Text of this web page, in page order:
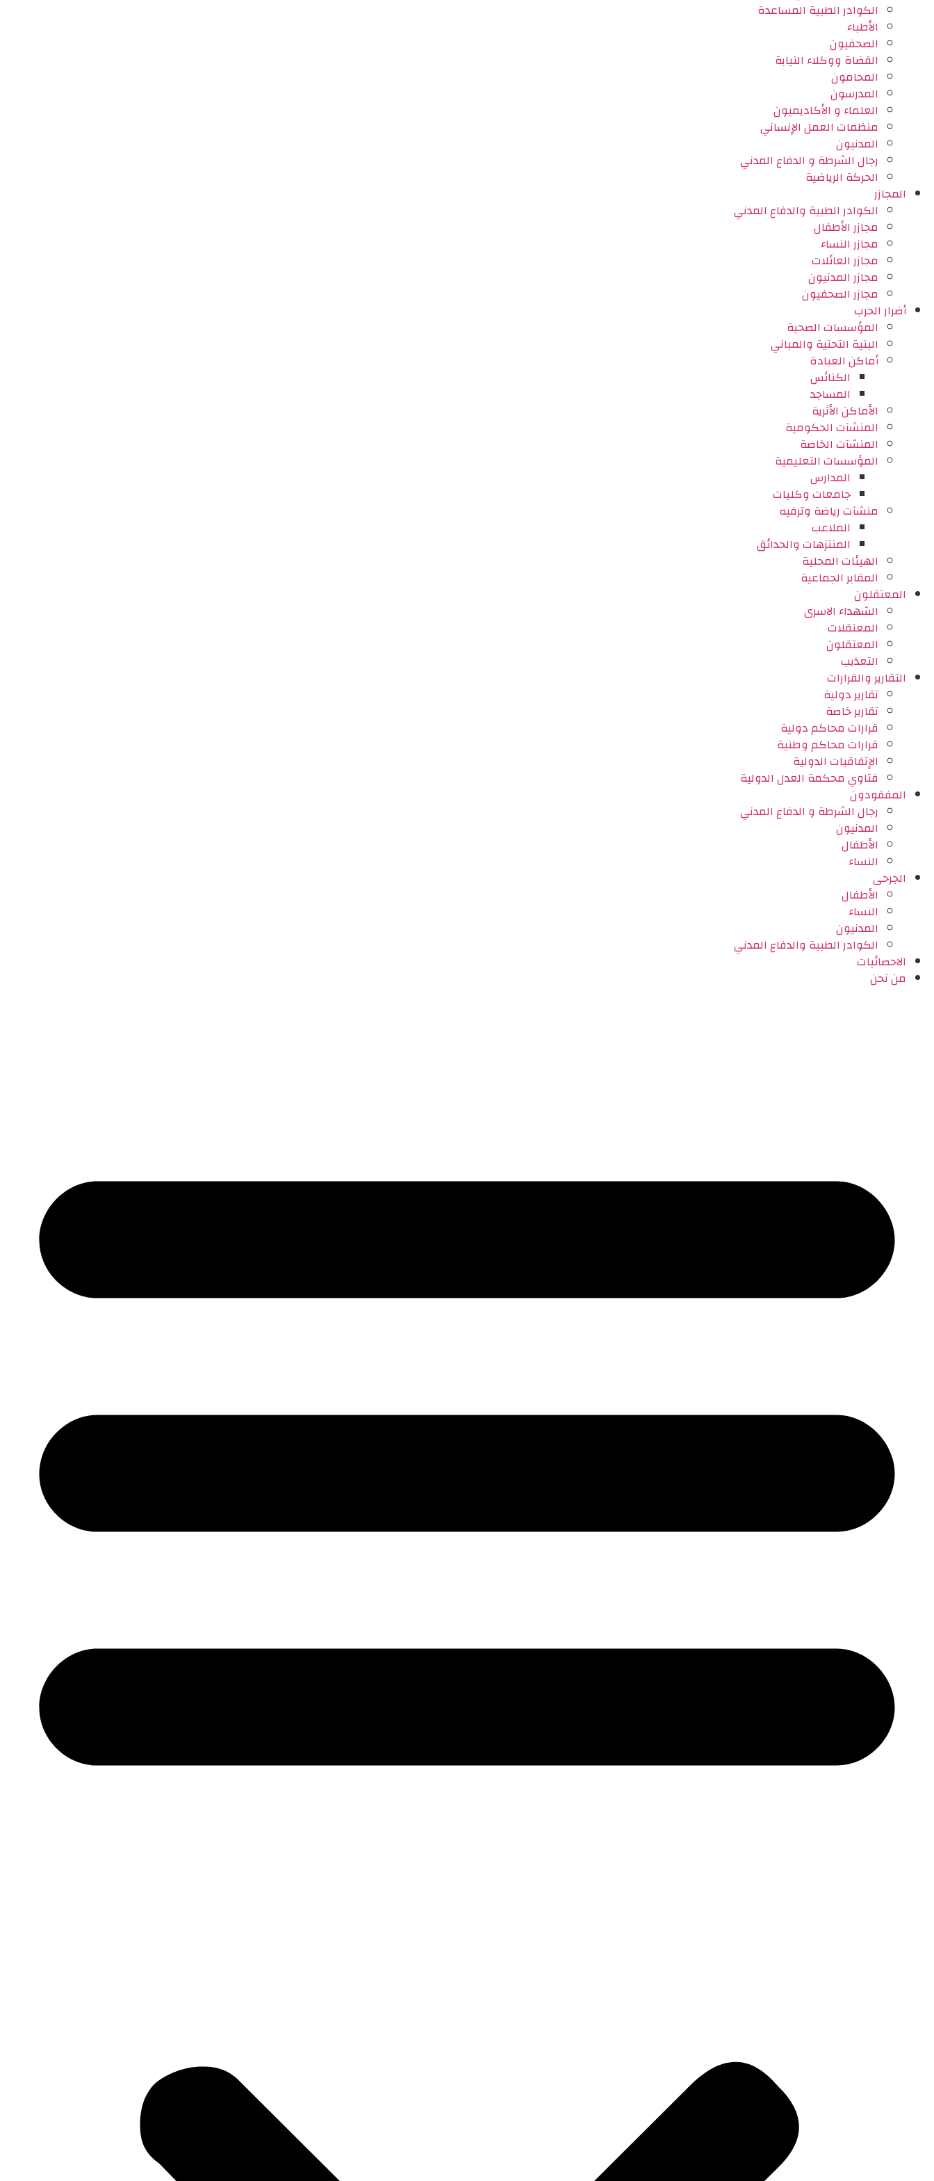
الكوادر الطبية المساعدة
الأطباء
الصحفيون
القضاة ووكلاء النيابة
المحامون
المدرسون
العلماء و الأكاديميون
منظمات العمل الإنساني
المدنيون
رجال الشرطة و الدفاع المدني
الحركة الرياضية
المجازر
الكوادر الطبية والدفاع المدني
مجازر الأطفال
مجازر النساء
مجازر العائلات
مجازر المدنيون
مجازر الصحفيون
أضرار الحرب
المؤسسات الصحية
البنية التحتية والمباني
أماكن العبادة
الكنائس
المساجد
الأماكن الأثرية
المنشآت الحكومية
المنشآت الخاصة
المؤسسات التعليمية
المدارس
جامعات وكليات
منشآت رياضة وترفيه
الملاعب
المنتزهات والحدائق
الهيئات المحلية
المقابر الجماعية
المعتقلون
الشهداء الاسرى
المعتقلات
المعتقلون
التعذيب
التقارير والقرارات
تقارير دولية
تقارير خاصة
قرارات محاكم دولية
قرارات محاكم وطنية
الإتفاقيات الدولية
فتاوي محكمة العدل الدولية
المفقودون
رجال الشرطة و الدفاع المدني
المدنيون
الأطفال
النساء
الجرحى
الأطفال
النساء
المدنيون
الكوادر الطبية والدفاع المدني
الاحصائيات
من نحن